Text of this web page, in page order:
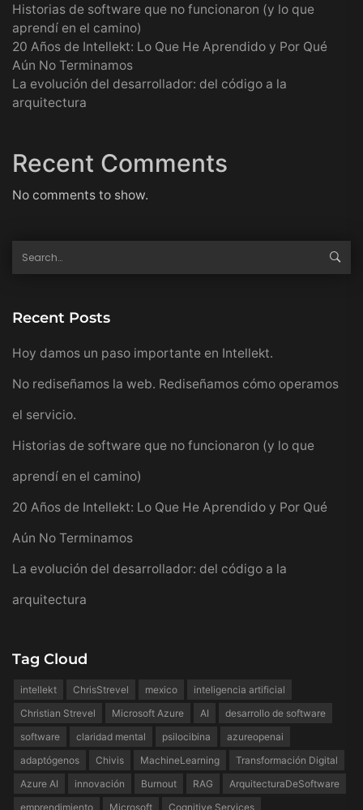
Historias de software que no funcionaron (y lo que
aprendí en el camino)
20 Años de Intellekt: Lo Que He Aprendido y Por Qué
Aún No Terminamos
La evolución del desarrollador: del código a la
arquitectura
Recent Comments
No comments to show.
Recent Posts
Hoy damos un paso importante en Intellekt.
No rediseñamos la web. Rediseñamos cómo operamos
el servicio.
Historias de software que no funcionaron (y lo que
aprendí en el camino)
20 Años de Intellekt: Lo Que He Aprendido y Por Qué
Aún No Terminamos
La evolución del desarrollador: del código a la
arquitectura
Tag Cloud
intellekt ChrisStrevel mexico
inteligencia artificial
Christian Strevel
Microsoft Azure AI
desarrollo de software
software
claridad mental psilocibina
azureopenai
adaptógenos
Chivis MachineLearning
Transformación Digital
Azure AI
innovación Burnout RAG
ArquitecturaDeSoftware
emprendimiento
Microsoft
Cognitive Services